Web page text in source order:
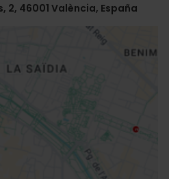
2, 46001 València, España